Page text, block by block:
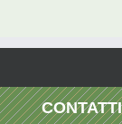
CONTATTI